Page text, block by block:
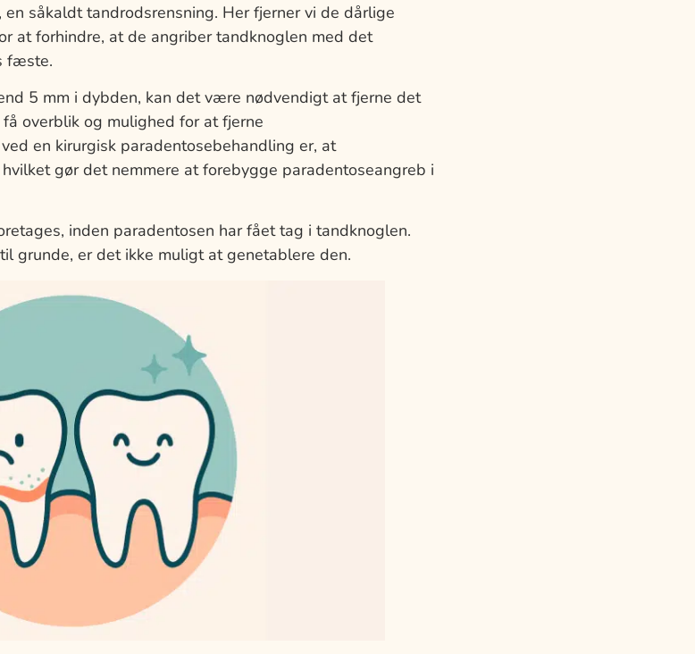
såkaldt tandrodsrensning. Her fjerner vi de dårlige
at forhindre, at de angriber tandknoglen med det
fæste.
5 mm i dybden, kan det være nødvendigt at fjerne det
overblik og mulighed for at fjerne
en kirurgisk paradentosebehandling er, at
gør det nemmere at forebygge paradentoseangreb i
inden paradentosen har fået tag i tandknoglen.
grunde, er det ikke muligt at genetablere den.